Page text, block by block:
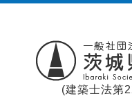
(建築士法第